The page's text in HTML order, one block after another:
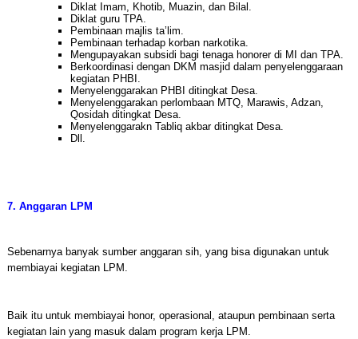
Diklat Imam, Khotib, Muazin, dan Bilal.
Diklat guru TPA.
Pembinaan majlis ta’lim.
Pembinaan terhadap korban narkotika.
Mengupayakan subsidi bagi tenaga honorer di MI dan TPA.
Berkoordinasi dengan DKM masjid dalam penyelenggaraan
kegiatan PHBI.
Menyelenggarakan PHBI ditingkat Desa.
Menyelenggarakan perlombaan MTQ, Marawis, Adzan,
Qosidah ditingkat Desa.
Menyelenggarakn Tabliq akbar ditingkat Desa.
Dll.
7. Anggaran LPM
Sebenarnya banyak sumber anggaran sih, yang bisa digunakan untuk
membiayai kegiatan LPM.
Baik itu untuk membiayai honor, operasional, ataupun pembinaan serta
kegiatan lain yang masuk dalam program kerja LPM.